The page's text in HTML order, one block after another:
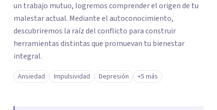
un trabajo mutuo, logremos comprender el origen de tu
malestar actual. Mediante el autoconocimiento,
descubriremos la raíz del conflicto para construir
herramientas distintas que promuevan tu bienestar
integral.
Ansiedad Impulsividad Depresión +5 más